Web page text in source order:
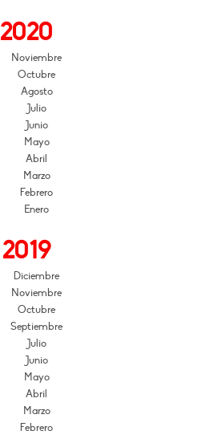
2020
Noviembre
Octubre
Agosto
Julio
Junio
Mayo
Abril
Marzo
Febrero
Enero
2019
Diciembre
Noviembre
Octubre
Septiembre
Julio
Junio
Mayo
Abril
Marzo
Febrero